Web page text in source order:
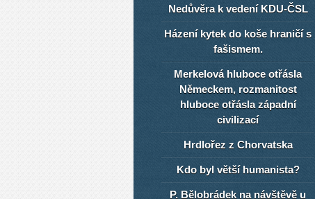
Nedůvěra k vedení KDU-ČSL
Házení kytek do koše hraničí s
fašismem.
Merkelová hluboce otřásla
Německem, rozmanitost
hluboce otřásla západní
civilizací
Hrdlořez z Chorvatska
Kdo byl větší humanista?
P. Bělobrádek na návštěvě u